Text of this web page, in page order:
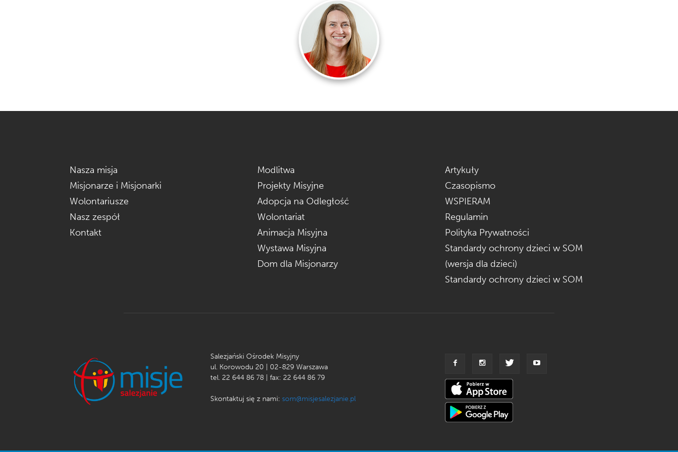
Nasza misja
Misjonarze i Misjonarki
Wolontariusze
Nasz zespół
Kontakt
Modlitwa
Projekty Misyjne
Adopcja na Odległość
Wolontariat
Animacja Misyjna
Wystawa Misyjna
Dom dla Misjonarzy
Artykuły
Czasopismo
WSPIERAM
Regulamin
Polityka Prywatności
Standardy ochrony dzieci w SOM
(wersja dla dzieci)
Standardy ochrony dzieci w SOM
Salezjański Ośrodek Misyjny
ul. Korowodu 20 | 02-829 Warszawa
tel. 22 644 86 78 | fax: 22 644 86 79
Skontaktuj się z nami: som@misjesalezjanie.pl